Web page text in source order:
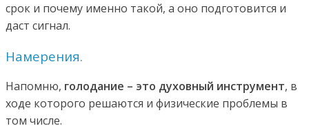
срок и почему именно такой, а оно подготовится и
даст сигнал.
Намерения.
Напомню, голодание – это духовный инструмент, в
ходе которого решаются и физические проблемы в
том числе.